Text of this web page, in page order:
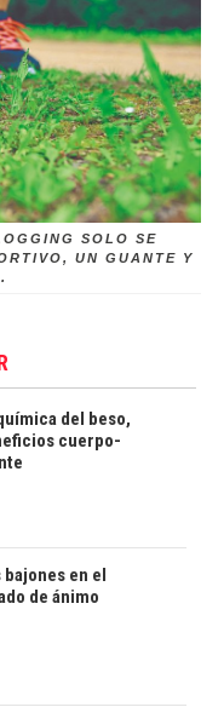
SOLO SE
UN GUANTE Y
del beso,
cuerpo-
bajones en el
de ánimo